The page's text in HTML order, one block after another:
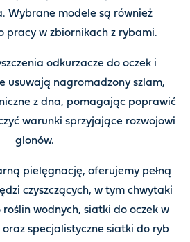
Wybrane modele są również
pracy w zbiornikach z rybami.
odkurzacze do oczek i
usuwają nagromadzony szlam,
z dna, pomagając poprawić
warunki sprzyjające rozwojowi
glonów.
pielęgnację, oferujemy pełną
czyszczących, w tym chwytaki
roślin wodnych, siatki do oczek w
specjalistyczne siatki do ryb